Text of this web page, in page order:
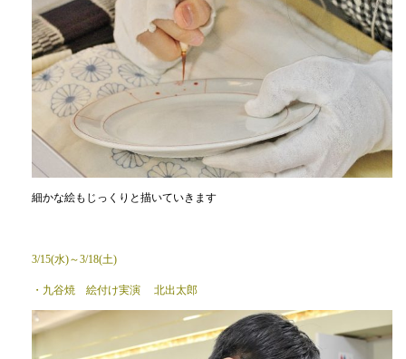
細かな絵もじっくりと描いていきます
3/15(水)～3/18(土)
・九谷焼 絵付け実演 北出太郎